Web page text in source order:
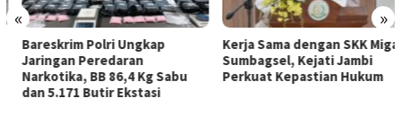
« »
Bareskrim Polri Ungkap
Jaringan Peredaran
Narkotika, BB 86,4 Kg Sabu
dan 5.171 Butir Ekstasi
Kerja Sama dengan SKK Migas
Sumbagsel, Kejati Jambi
Perkuat Kepastian Hukum